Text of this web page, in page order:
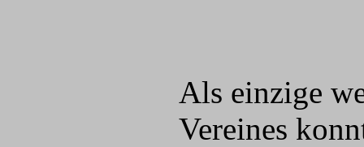
Als einzige
Vereines